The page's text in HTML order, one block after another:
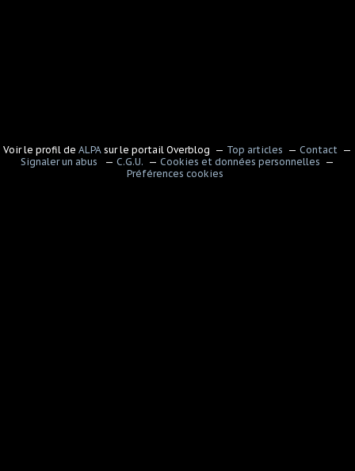
Voir le profil de ALPA sur le portail Overblog Top articles
Contact
Signaler un abus
C.G.U.
Cookies et données personnelles
Préférences cookies